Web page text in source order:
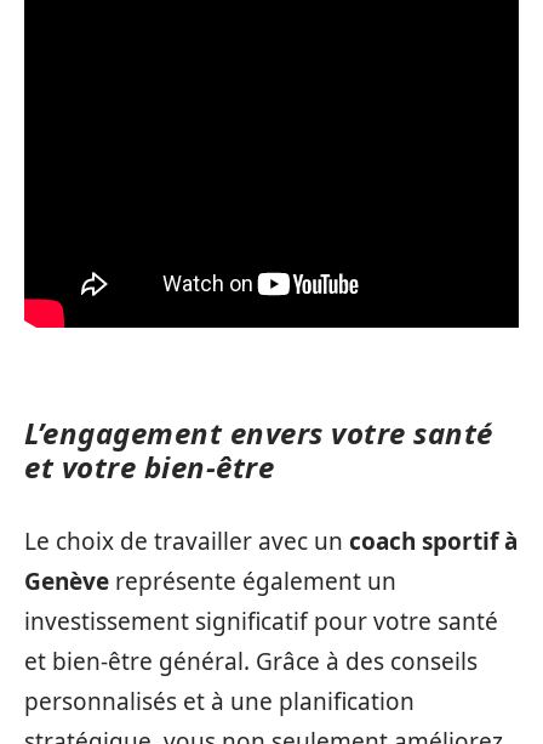
L’engagement envers votre santé
et votre bien-être
Le choix de travailler avec un coach sportif à
Genève représente également un
investissement significatif pour votre santé
et bien-être général. Grâce à des conseils
personnalisés et à une planification